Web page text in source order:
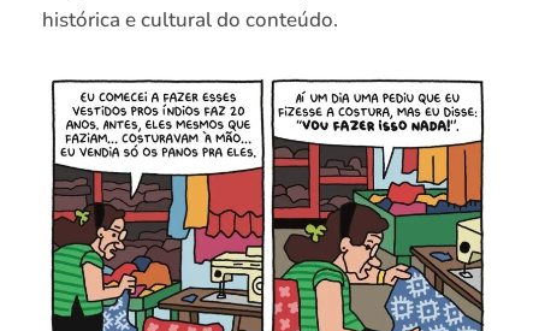
histórica e cultural do conteúdo.